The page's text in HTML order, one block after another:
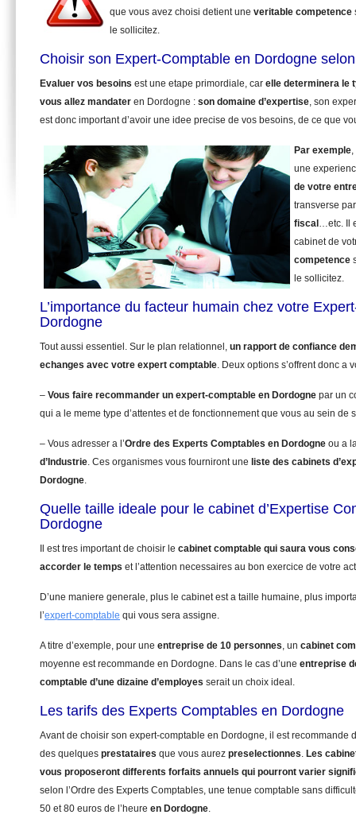
que vous avez choisi detient une veritable competence
le sollicitez.
Choisir son Expert-Comptable en Dordogne
Evaluer vos besoins est une etape primordiale, car elle determinera le
vous allez mandater en Dordogne : son domaine d’expertise, son
est donc important d’avoir une idee precise de vos besoins, de ce que
Par exemple
une
de votre
transverse
fiscal …etc. Il
cabinet de
competence
le sollicitez.
L’importance du facteur humain chez votre
Dordogne
Tout aussi essentiel. Sur le plan relationnel, un rapport de confiance
echanges avec votre expert comptable. Deux options s’offrent donc a
– Vous faire recommander un expert-comptable en Dordogne par un
qui a le meme type d’attentes et de fonctionnement que vous au sein de
– Vous adresser a l’Ordre des Experts Comptables en Dordogne ou a
d’Industrie. Ces organismes vous fourniront une liste des cabinets
Dordogne.
Quelle taille ideale pour le cabinet d’Expertise
Dordogne
Il est tres important de choisir le cabinet comptable qui saura vous
accorder le temps et l’attention necessaires au bon exercice de votre
D’une maniere generale, plus le cabinet est a taille humaine, plus
l’expert-comptable qui vous sera assigne.
A titre d’exemple, pour une entreprise de 10 personnes, un cabinet
moyenne est recommande en Dordogne. Dans le cas d’une entreprise
comptable d’une dizaine d’employes serait un choix ideal.
Les tarifs des Experts Comptables en Dordogne
Avant de choisir son expert-comptable en Dordogne, il est recommande
des quelques prestataires que vous aurez preselectionnes. Les
vous proposeront differents forfaits annuels qui pourront varier
selon l’Ordre des Experts Comptables, une tenue comptable sans
50 et 80 euros de l’heure en Dordogne.